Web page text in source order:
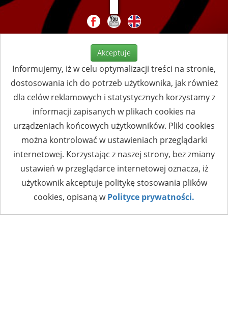
Akceptuje
Informujemy, iż w celu optymalizacji treści na stronie,
dostosowania ich do potrzeb użytkownika, jak również
dla celów reklamowych i statystycznych korzystamy z
informacji zapisanych w plikach cookies na
urządzeniach końcowych użytkowników. Pliki cookies
można kontrolować w ustawieniach przeglądarki
internetowej. Korzystając z naszej strony, bez zmiany
ustawień w przeglądarce internetowej oznacza, iż
użytkownik akceptuje politykę stosowania plików
cookies, opisaną wPolityce prywatności.